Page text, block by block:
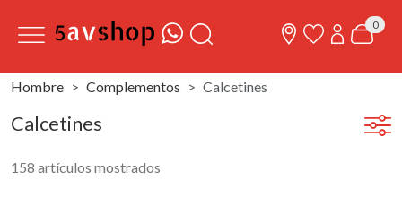
0
Hombre Complementos Calcetines
Calcetines
158 artículos mostrados